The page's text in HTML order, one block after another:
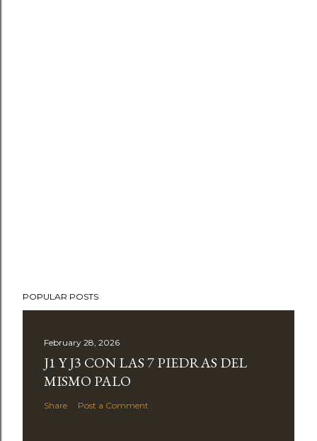
POPULAR POSTS
February 28, 2026
J1 Y J3 CON LAS 7 PIEDRAS DEL
MISMO PALO
Share Post a Comment